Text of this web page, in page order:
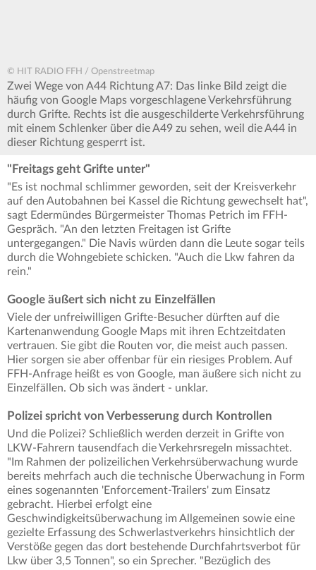
© HIT RADIO FFH / Openstreetmap
Zwei Wege von A44 Richtung A7: Das linke Bild zeigt die
häufig von Google Maps vorgeschlagene Verkehrsführung
durch Grifte. Rechts ist die ausgeschilderte Verkehrsführung
mit einem Schlenker über die A49 zu sehen, weil die A44 in
dieser Richtung gesperrt ist.
"Freitags geht Grifte unter"
"Es ist nochmal schlimmer geworden, seit der Kreisverkehr
auf den Autobahnen bei Kassel die Richtung gewechselt hat",
sagt Edermündes Bürgermeister Thomas Petrich im FFH-
Gespräch. "An den letzten Freitagen ist Grifte
untergegangen." Die Navis würden dann die Leute sogar teils
durch die Wohngebiete schicken. "Auch die Lkw fahren da
rein."
Google äußert sich nicht zu Einzelfällen
Viele der unfreiwilligen Grifte-Besucher dürften auf die
Kartenanwendung Google Maps mit ihren Echtzeitdaten
vertrauen. Sie gibt die Routen vor, die meist auch passen.
Hier sorgen sie aber offenbar für ein riesiges Problem. Auf
FFH-Anfrage heißt es von Google, man äußere sich nicht zu
Einzelfällen. Ob sich was ändert - unklar.
Polizei spricht von Verbesserung durch Kontrollen
Und die Polizei? Schließlich werden derzeit in Grifte von
LKW-Fahrern tausendfach die Verkehrsregeln missachtet.
"Im Rahmen der polizeilichen Verkehrsüberwachung wurde
bereits mehrfach auch die technische Überwachung in Form
eines sogenannten 'Enforcement-Trailers' zum Einsatz
gebracht. Hierbei erfolgt eine
Geschwindigkeitsüberwachung im Allgemeinen sowie eine
gezielte Erfassung des Schwerlastverkehrs hinsichtlich der
Verstöße gegen das dort bestehende Durchfahrtsverbot für
Lkw über 3,5 Tonnen", so ein Sprecher. "Bezüglich des